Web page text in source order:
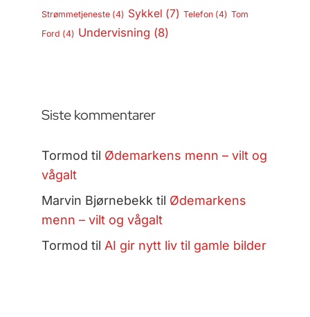
Strømmetjeneste(4) Sykkel (7) Telefon(4) Tom
Ford (4) Undervisning (8)
Siste kommentarer
Tormod til Ødemarkens menn – vilt og
vågalt
Marvin Bjørnebekk til Ødemarkens
menn – vilt og vågalt
Tormod til AI gir nytt liv til gamle bilder